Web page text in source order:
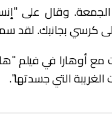
الجمعة. وقال على
كرسي بجانبك.لقد
أوهارا في فيلم
التي جسدتها".